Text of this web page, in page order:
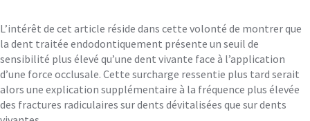
L’intérêt de cet article réside dans cette volonté de montrer que
la dent traitée endodontiquement présente un seuil de
sensibilité plus élevé qu’une dent vivante face à l’application
d’une force occlusale. Cette surcharge ressentie plus tard serait
alors une explication supplémentaire à la fréquence plus élevée
des fractures radiculaires sur dents dévitalisées que sur dents